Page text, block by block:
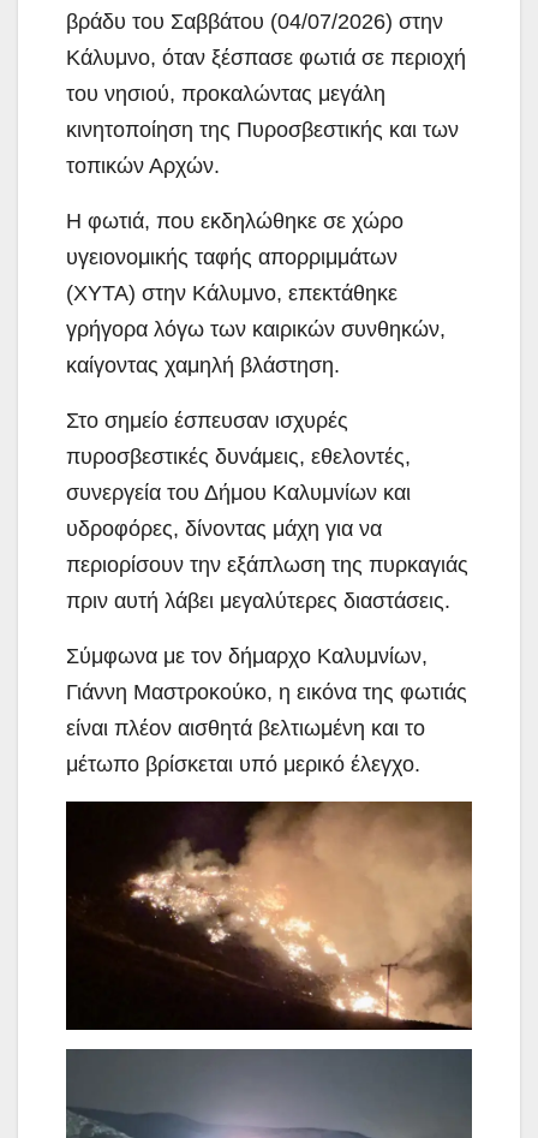
βράδυ του Σαββάτου (04/07/2026) στην
Κάλυμνο, όταν ξέσπασε φωτιά σε περιοχή
του νησιού, προκαλώντας μεγάλη
κινητοποίηση της Πυροσβεστικής και των
τοπικών Αρχών.
Η φωτιά, που εκδηλώθηκε σε χώρο
υγειονομικής ταφής απορριμμάτων
(ΧΥΤΑ) στην Κάλυμνο, επεκτάθηκε
γρήγορα λόγω των καιρικών συνθηκών,
καίγοντας χαμηλή βλάστηση.
Στο σημείο έσπευσαν ισχυρές
πυροσβεστικές δυνάμεις, εθελοντές,
συνεργεία του Δήμου Καλυμνίων και
υδροφόρες, δίνοντας μάχη για να
περιορίσουν την εξάπλωση της πυρκαγιάς
πριν αυτή λάβει μεγαλύτερες διαστάσεις.
Σύμφωνα με τον δήμαρχο Καλυμνίων,
Γιάννη Μαστροκούκο, η εικόνα της φωτιάς
είναι πλέον αισθητά βελτιωμένη και το
μέτωπο βρίσκεται υπό μερικό έλεγχο.